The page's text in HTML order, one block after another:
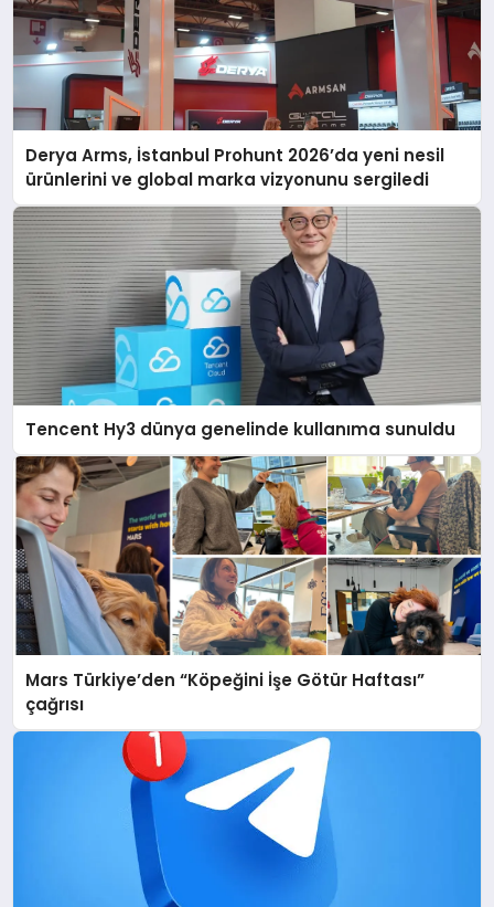
Derya Arms, İstanbul Prohunt 2026’da yeni nesil
ürünlerini ve global marka vizyonunu sergiledi
Tencent Hy3 dünya genelinde kullanıma sunuldu
Mars Türkiye’den “Köpeğini İşe Götür Haftası”
çağrısı